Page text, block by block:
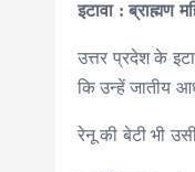
इटावा : ब्राह्मण
उत्तर प्रदेश के
कि उन्हें जातीय
रेनू की बेटी भी